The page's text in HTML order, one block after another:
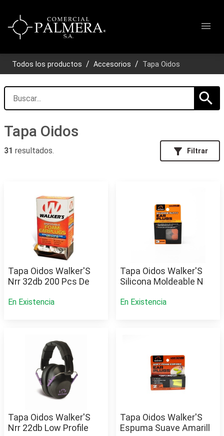
menu
Todos los productos Accesorios Tapa Oidos
Tapa Oidos
search
31 resultados. filter_alt Filtrar
Tapa Oidos Walker'S
Nrr 32db 200 Pcs De
En Existencia
Tapa Oidos Walker'S
Silicona Moldeable N
En Existencia
Tapa Oidos Walker'S
Nrr 22db Low Profile
Tapa Oidos Walker'S
Espuma Suave Amarill